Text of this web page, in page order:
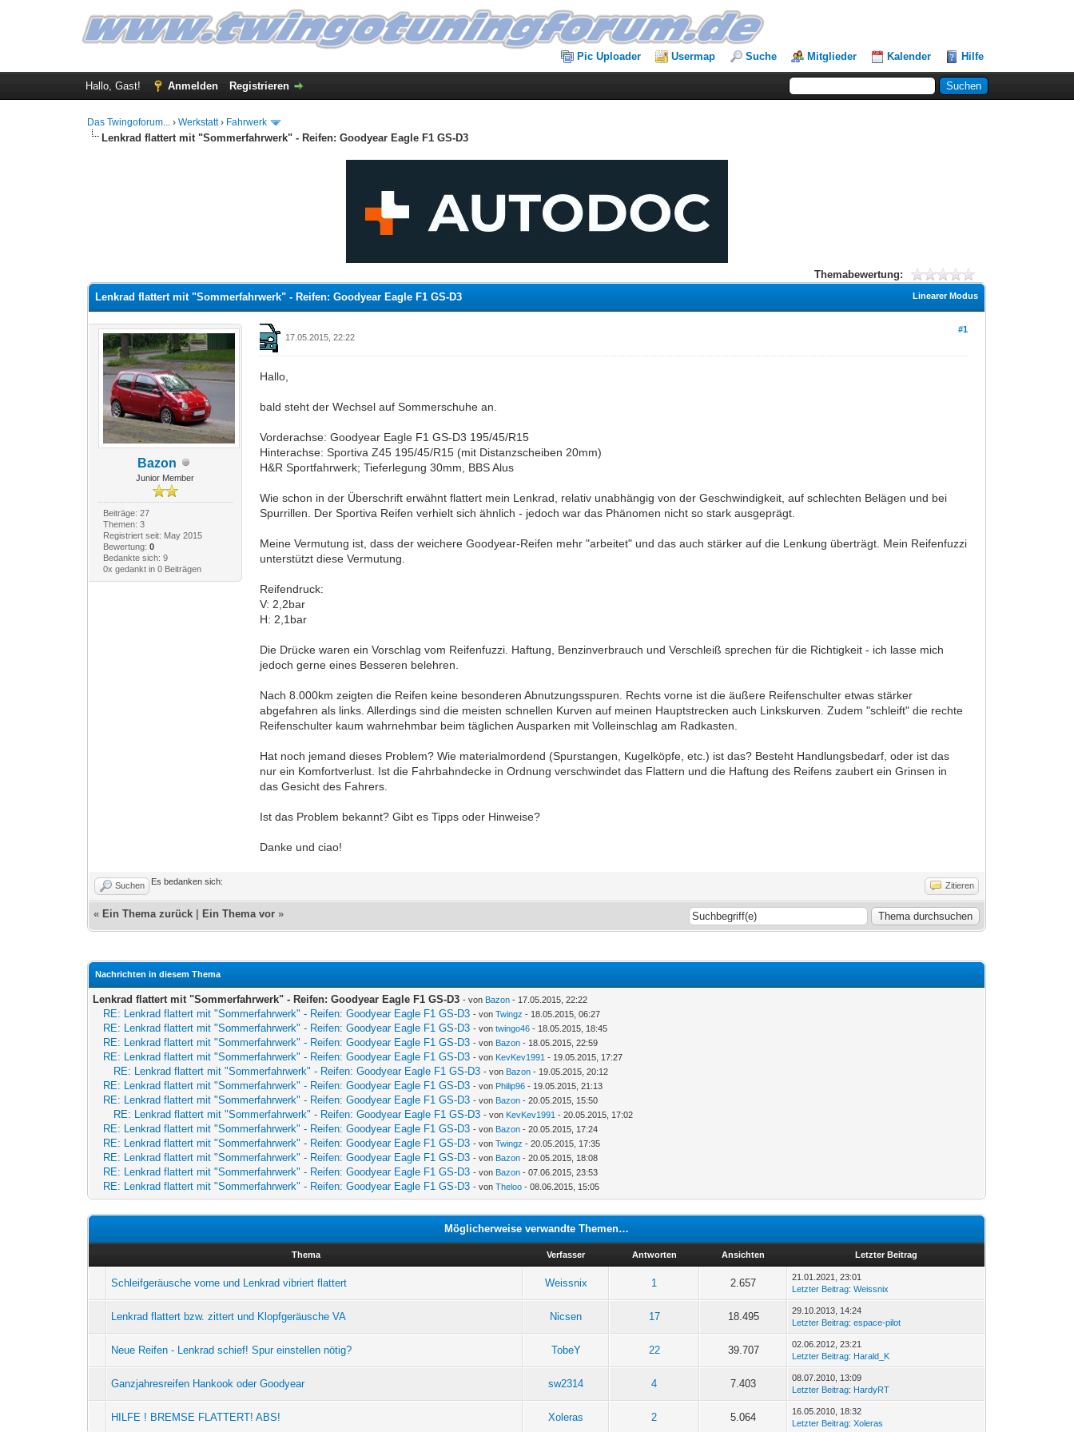
Pic Uploader Usermap Suche Mitglieder Kalender Hilfe
Hallo, Gast! Anmelden Registrieren
Das Twingoforum... ›Werkstatt› Fahrwerk
Lenkrad flattert mit "Sommerfahrwerk" - Reifen: Goodyear Eagle F1 GS-D3
Themabewertung:
Linearer Modus
Lenkrad flattert mit "Sommerfahrwerk" - Reifen: Goodyear Eagle F1 GS-D3
Bazon
Junior Member
Beiträge: 27
Themen: 3
Registriert seit: May 2015
Bewertung: 0
Bedankte sich: 9
0x gedankt in 0 Beiträgen
#1
17.05.2015, 22:22
Hallo,
bald steht der Wechsel auf Sommerschuhe an.
Vorderachse: Goodyear Eagle F1 GS-D3 195/45/R15
Hinterachse: Sportiva Z45 195/45/R15 (mit Distanzscheiben 20mm)
H&R Sportfahrwerk; Tieferlegung 30mm, BBS Alus
Wie schon in der Überschrift erwähnt flattert mein Lenkrad, relativ unabhängig von der Geschwindigkeit, auf schlechten Belägen und bei
Spurrillen. Der Sportiva Reifen verhielt sich ähnlich - jedoch war das Phänomen nicht so stark ausgeprägt.
Meine Vermutung ist, dass der weichere Goodyear-Reifen mehr "arbeitet" und das auch stärker auf die Lenkung überträgt. Mein Reifenfuzzi
unterstützt diese Vermutung.
Reifendruck:
V: 2,2bar
H: 2,1bar
Die Drücke waren ein Vorschlag vom Reifenfuzzi. Haftung, Benzinverbrauch und Verschleiß sprechen für die Richtigkeit - ich lasse mich
jedoch gerne eines Besseren belehren.
Nach 8.000km zeigten die Reifen keine besonderen Abnutzungsspuren. Rechts vorne ist die äußere Reifenschulter etwas stärker
abgefahren als links. Allerdings sind die meisten schnellen Kurven auf meinen Hauptstrecken auch Linkskurven. Zudem "schleift" die rechte
Reifenschulter kaum wahrnehmbar beim täglichen Ausparken mit Volleinschlag am Radkasten.
Hat noch jemand dieses Problem? Wie materialmordend (Spurstangen, Kugelköpfe, etc.) ist das? Besteht Handlungsbedarf, oder ist das
nur ein Komfortverlust. Ist die Fahrbahndecke in Ordnung verschwindet das Flattern und die Haftung des Reifens zaubert ein Grinsen in
das Gesicht des Fahrers.
Ist das Problem bekannt? Gibt es Tipps oder Hinweise?
Danke und ciao!
Suchen Zitieren
Es bedanken sich:
« Ein Thema zurück Ein Thema vor »
Nachrichten in diesem Thema
Lenkrad flattert mit "Sommerfahrwerk" - Reifen: Goodyear Eagle F1 GS-D3 - von Bazon - 17.05.2015, 22:22
RE: Lenkrad flattert mit "Sommerfahrwerk" - Reifen: Goodyear Eagle F1 GS-D3 - vonTwingz - 18.05.2015, 06:27
RE: Lenkrad flattert mit "Sommerfahrwerk" - Reifen: Goodyear Eagle F1 GS-D3 - vontwingo46 - 18.05.2015, 18:45
RE: Lenkrad flattert mit "Sommerfahrwerk" - Reifen: Goodyear Eagle F1 GS-D3 - von Bazon - 18.05.2015, 22:59
RE: Lenkrad flattert mit "Sommerfahrwerk" - Reifen: Goodyear Eagle F1 GS-D3 - von KevKev1991 - 19.05.2015, 17:27
RE: Lenkrad flattert mit "Sommerfahrwerk" - Reifen: Goodyear Eagle F1 GS-D3 - von Bazon - 19.05.2015, 20:12
RE: Lenkrad flattert mit "Sommerfahrwerk" - Reifen: Goodyear Eagle F1 GS-D3 - von Philip96 - 19.05.2015, 21:13
RE: Lenkrad flattert mit "Sommerfahrwerk" - Reifen: Goodyear Eagle F1 GS-D3 - von Bazon - 20.05.2015, 15:50
RE: Lenkrad flattert mit "Sommerfahrwerk" - Reifen: Goodyear Eagle F1 GS-D3 - von KevKev1991 - 20.05.2015, 17:02
RE: Lenkrad flattert mit "Sommerfahrwerk" - Reifen: Goodyear Eagle F1 GS-D3 - von Bazon - 20.05.2015, 17:24
RE: Lenkrad flattert mit "Sommerfahrwerk" - Reifen: Goodyear Eagle F1 GS-D3 - vonTwingz - 20.05.2015, 17:35
RE: Lenkrad flattert mit "Sommerfahrwerk" - Reifen: Goodyear Eagle F1 GS-D3 - von Bazon - 20.05.2015, 18:08
RE: Lenkrad flattert mit "Sommerfahrwerk" - Reifen: Goodyear Eagle F1 GS-D3 - von Bazon - 07.06.2015, 23:53
RE: Lenkrad flattert mit "Sommerfahrwerk" - Reifen: Goodyear Eagle F1 GS-D3 - vonTheloo - 08.06.2015, 15:05
Möglicherweise verwandte Themen…
Thema Verfasser Antworten Ansichten Letzter Beitrag
Schleifgeräusche vorne und Lenkrad vibriert flattert Weissnix 1 2.657
21.01.2021, 23:01
Letzter Beitrag:Weissnix
Lenkrad flattert bzw. zittert und Klopfgeräusche VA Nicsen 17 18.495
29.10.2013, 14:24
Letzter Beitrag:espace-pilot
Neue Reifen - Lenkrad schief! Spur einstellen nötig? TobeY 22 39.707
02.06.2012, 23:21
Letzter Beitrag: Harald_K
Ganzjahresreifen Hankook oder Goodyear sw2314 4 7.403
08.07.2010, 13:09
Letzter Beitrag: HardyRT
HILFE ! BREMSE FLATTERT! ABS! Xoleras 2 5.064
16.05.2010, 18:32
Letzter Beitrag:Xoleras